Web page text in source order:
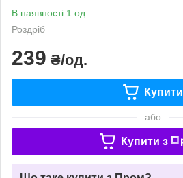
В наявності 1 од.
Роздріб
239 ₴/од.
Купити
або
Купити з